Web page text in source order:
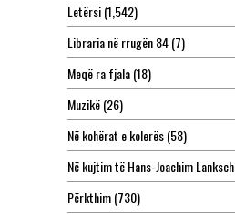
Letërsi(1,542)
Libraria në rrugën 84(7)
Meqë ra fjala(18)
Muzikë(26)
Në kohërat e kolerës(58)
Në kujtim të Hans-Joachim Lanksch
Përkthim(730)